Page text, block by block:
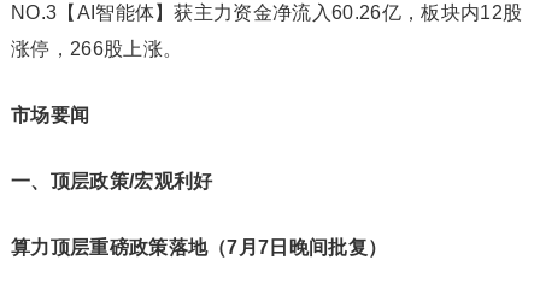
NO.3【AI智能体】获主力资金净流入60.26亿，板块内12股
涨停，266股上涨。
市场要闻
一、顶层政策/宏观利好
算力顶层重磅政策落地（7 月7 日晚间批复）